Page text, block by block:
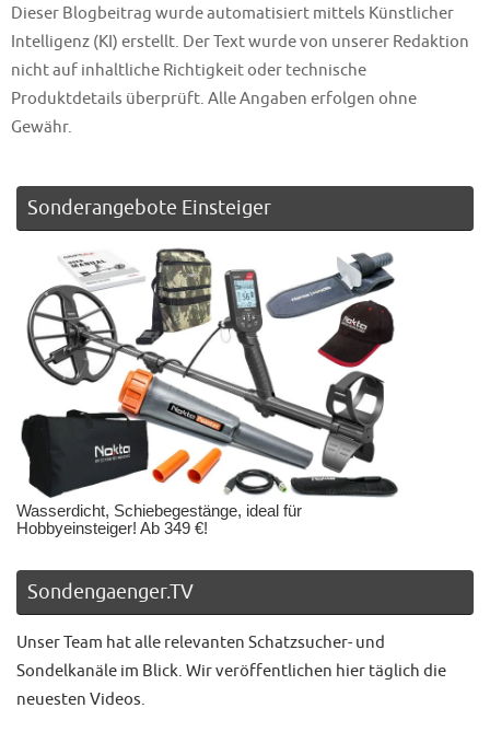
Dieser Blogbeitrag wurde automatisiert mittels Künstlicher
Intelligenz (KI) erstellt. Der Text wurde von unserer Redaktion
nicht auf inhaltliche Richtigkeit oder technische
Produktdetails überprüft. Alle Angaben erfolgen ohne
Gewähr.
Sonderangebote Einsteiger
Wasserdicht, Schiebegestänge, ideal für
Hobbyeinsteiger! Ab 349 €!
Sondengaenger.TV
Unser Team hat alle relevanten Schatzsucher- und
Sondelkanäle im Blick. Wir veröffentlichen hier täglich die
neuesten Videos.